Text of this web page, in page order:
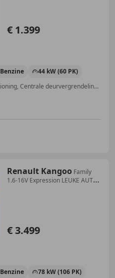
€ 1.399
Benzine
44 kW (60 PK)
Met onderhoudshistorie, Airconditioning, Centrale deurvergrendeling met afstandsbediening, Lichtmetalen velgen, Elektrische ramen, Radio, CD, Navigatiesysteem
Renault Kangoo Family
1.6-16V Expression LEUKE AUTO
€ 3.499
Benzine
78 kW (106 PK)